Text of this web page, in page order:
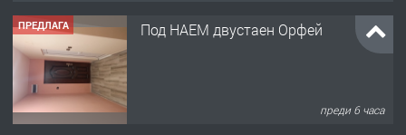
ПРЕДЛАГА Под НАЕМ двустаен Орфей
преди 6 часа